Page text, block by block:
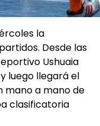
la
Desde las
Ushuaia
luego llegará el
mano a mano de
clasificatoria